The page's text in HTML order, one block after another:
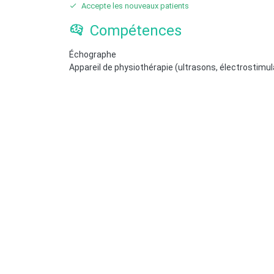
Accepte les nouveaux patients
Compétences
Échographe
Appareil de physiothérapie (ultrasons,